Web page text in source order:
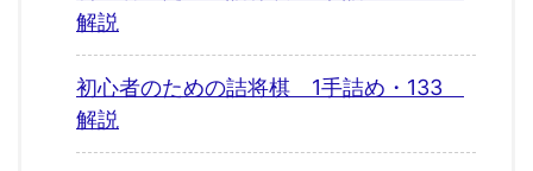
解説
初心者のための詰将棋 1手詰め・133
解説